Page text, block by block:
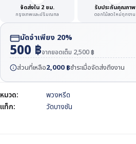
จัดส่งใน 2 ชม.
กรุงเทพและปริมณฑล
รับประกันคุณภาพ
ดอกไม้สดใหม่ทุกงาน
มัดจำเพียง 20%
500 ฿จากยอดเต็ม 2,500฿
ส่วนที่เหลือ2,000 ฿ชำระเมื่อจัดส่งถึงงาน
หมวด:
พวงหรีด
แท็ก:
วัดบางชัน